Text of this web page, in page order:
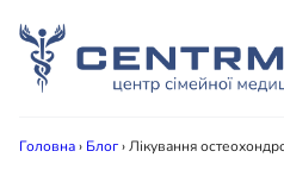
Головна› Блог›Лікування